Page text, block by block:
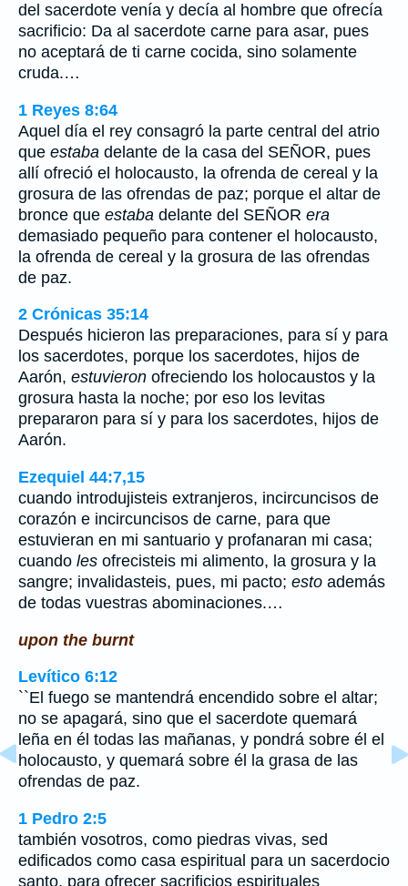
del sacerdote venía y decía al hombre que ofrecía
sacrificio: Da al sacerdote carne para asar, pues
no aceptará de ti carne cocida, sino solamente
cruda.…
1 Reyes 8:64
Aquel día el rey consagró la parte central del atrio
que estaba delante de la casa del SEÑOR, pues
allí ofreció el holocausto, la ofrenda de cereal y la
grosura de las ofrendas de paz; porque el altar de
bronce que estaba delante del SEÑOR era
demasiado pequeño para contener el holocausto,
la ofrenda de cereal y la grosura de las ofrendas
de paz.
2 Crónicas 35:14
Después hicieron las preparaciones, para sí y para
los sacerdotes, porque los sacerdotes, hijos de
Aarón, estuvieron ofreciendo los holocaustos y la
grosura hasta la noche; por eso los levitas
prepararon para sí y para los sacerdotes, hijos de
Aarón.
Ezequiel 44:7,15
cuando introdujisteis extranjeros, incircuncisos de
corazón e incircuncisos de carne, para que
estuvieran en mi santuario y profanaran mi casa;
cuando les ofrecisteis mi alimento, la grosura y la
sangre; invalidasteis, pues, mi pacto; esto además
de todas vuestras abominaciones.…
upon the burnt
Levítico 6:12
``El fuego se mantendrá encendido sobre el altar;
no se apagará, sino que el sacerdote quemará
leña en él todas las mañanas, y pondrá sobre él el
holocausto, y quemará sobre él la grasa de las
ofrendas de paz.
1 Pedro 2:5
también vosotros, como piedras vivas, sed
edificados como casa espiritual para un sacerdocio
santo, para ofrecer sacrificios espirituales